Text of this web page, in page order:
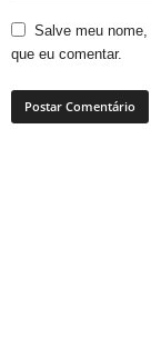
Salve meu
que eu comentar.